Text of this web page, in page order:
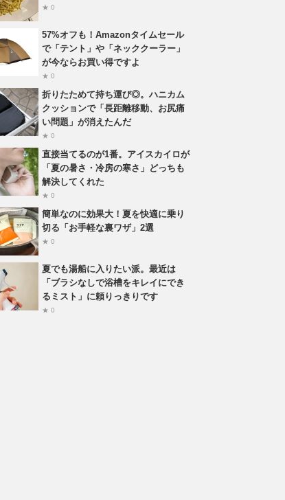
★ 0
57%オフも！Amazonタイムセール
で「テント」や「ネッククーラー」
が今ならお買い得ですよ
★ 0
折りたためて持ち運び◎。ハニカム
クッションで「長距離移動、お尻痛
い問題」が消えたんだ
★ 0
直接当てるのが1番。アイスカイロが
「夏の暑さ・冷房の寒さ」どっちも
解決してくれた
★ 0
簡単なのに効果大！夏を快適に乗り
切る「お手軽な裏ワザ」2選
★ 0
夏でも湯船に入りたい派。最近は
「ブラシなしで浴槽をキレイにでき
るミスト」に頼りっきりです
★ 0